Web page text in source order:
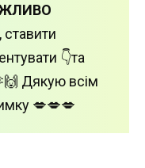
ставити
👇та
Дякую всім
💋💋💋